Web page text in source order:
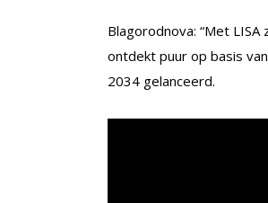
Blagorodnova: “Met
ontdekt puur op basis
2034 gelanceerd.